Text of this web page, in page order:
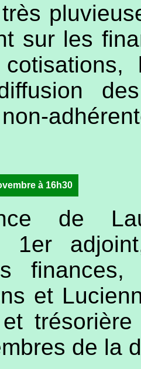
sur les
à 16h30
de
1er
finances,
et
et
de la